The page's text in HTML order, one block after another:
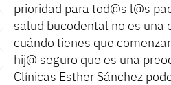
prioridad para tod@s l@s
salud bucodental no es una
cuándo tienes que
hij@ seguro que es una
Clínicas Esther Sánchez